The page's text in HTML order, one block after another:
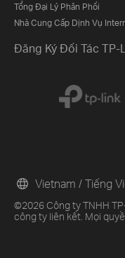
Tổng Đại Lý Phân Phối
Nhà Cung Cấp Dịnh Vụ
Đăng Ký Đối Tác TP-
©2026 Công ty TNHH
công ty liên kết. Mọi
Vietnam / Tiếng